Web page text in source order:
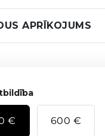
APRĪKOJUMS
€ 600 €